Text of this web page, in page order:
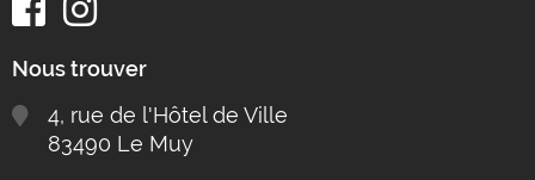
Nous trouver
4, rue de l'Hôtel de Ville
83490 Le Muy